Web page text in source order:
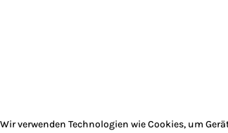
Wir verwenden Technologien wie Cookies, um